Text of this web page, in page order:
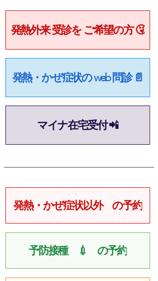
発熱外来 受診を ご希望の方 🤧
発熱・かぜ症状の web 問診 📄
マイナ在宅受付 📲
発熱・かぜ症状以外 の予約
予防接種 💉 の予約